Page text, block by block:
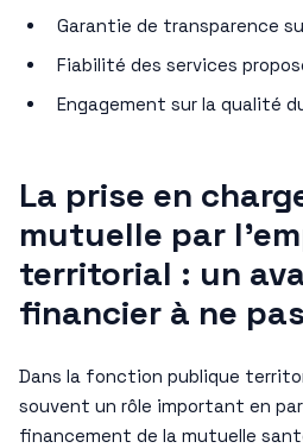
Garantie de transparence
Fiabilité des services
Engagement sur la qualité
La prise en
mutuelle par
territorial : un
financier à ne
Dans la fonction publique
souvent un rôle important en
financement de la mutuelle